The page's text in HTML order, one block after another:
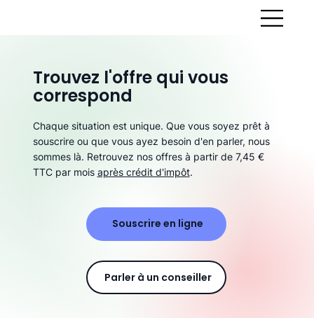
Trouvez l'offre qui vous
correspond
Chaque situation est unique. Que vous soyez prêt à
souscrire ou que vous ayez besoin d'en parler, nous
sommes là. Retrouvez nos offres à partir de 7,45 €
TTC par mois après crédit d'impôt.
Souscrire en ligne
Parler à un conseiller